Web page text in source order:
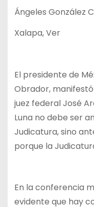
Ángeles González
Xalapa, Ver
El presidente de
Obrador,
juez federal José
Luna no debe ser
Judicatura, sino
porque la
En la conferencia
evidente que hay